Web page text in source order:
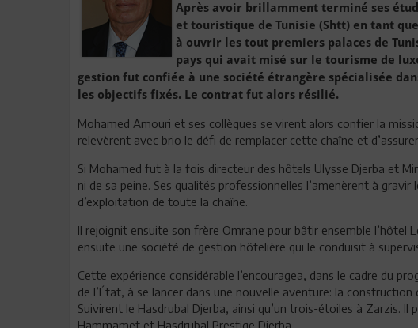
Après avoir brillamment terminé ses
et touristique de Tunisie (Shtt) en tant
à ouvrir les tout premiers palaces de
pays qui avait misé sur le tourisme de
gestion fut confiée à une société étrangère spécialisée
les objectifs fixés. Le contrat fut alors résilié.
Mohamed Amouri et ses collègues se virent alors confier la
relevèrent avec brio le défi de remplacer cette chaîne et
Si Mohamed fut à la fois directeur des hôtels Ulysse Djerba et
ni de sa peine. Ses qualités professionnelles l’amenèrent à
d’exploitation de toute la chaîne.
Il rejoignit ensuite son frère Omrane pour bâtir ensemble l’hôtel
ensuite une société de gestion hôtelière qui le conduisit à
Cette expérience considérable l’encouragea, dans le cadre du
de l’État, à se lancer dans une nouvelle aventure: la
Suivirent le Hasdrubal Djerba, ainsi qu’un trois-étoiles à Zarzis.
Hammamet et Hasdrubal Prestige Djerba.